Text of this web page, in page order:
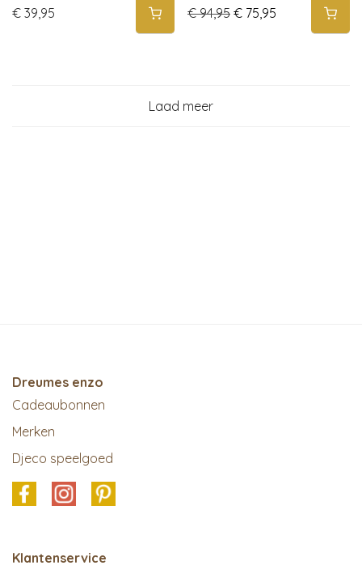
€ 39,95
€94,95 Original price was: €
€ 75,95 Current price
Laad meer
Dreumes enzo
Cadeaubonnen
Merken
Djeco speelgoed
Klantenservice